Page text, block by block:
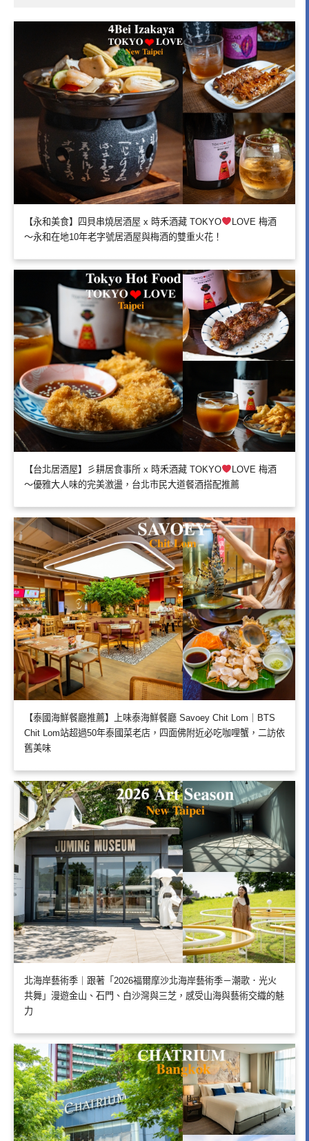
【永和美食】四貝串燒居酒屋 x 時禾酒藏 TOKYO
LOVE 梅酒
～永和在地10年老字號居酒屋與梅酒的雙重火花！
【台北居酒屋】彡耕居食事所 x 時禾酒藏 TOKYO
LOVE 梅酒
～優雅大人味的完美激盪，台北市民大道餐酒搭配推薦
【泰國海鮮餐廳推薦】上味泰海鮮餐廳 Savoey Chit Lom｜BTS
Chit Lom站超過50年泰國菜老店，四面佛附近必吃咖哩蟹，二訪依
舊美味
北海岸藝術季｜跟著「2026福爾摩沙北海岸藝術季－潮歌．光火
共舞」漫遊金山、石門、白沙灣與三芝，感受山海與藝術交織的魅
力